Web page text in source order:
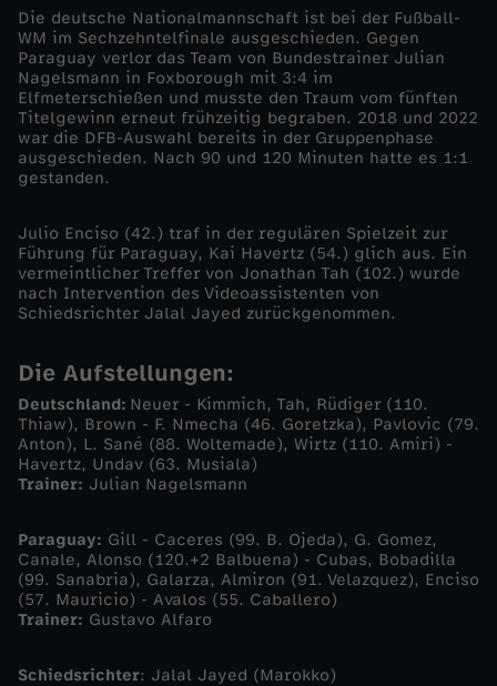
B
-
T
e
a
m
i
t
E
l
f
m
Die deutsche Nationalmannschaft ist bei der Fußball-
WM im Sechzehntelfinale ausgeschieden. Gegen
Paraguay verlor das Team von Bundestrainer Julian
Nagelsmann in Foxborough mit 3:4 im
Elfmeterschießen und musste den Traum vom fünften
Titelgewinn erneut frühzeitig begraben. 2018 und 2022
war die DFB-Auswahl bereits in der Gruppenphase
ausgeschieden. Nach 90 und 120 Minuten hatte es 1:1
gestanden.
Julio Enciso (42.) traf in der regulären Spielzeit zur
Führung für Paraguay, Kai Havertz (54.) glich aus. Ein
vermeintlicher Treffer von Jonathan Tah (102.) wurde
nach Intervention des Videoassistenten von
Schiedsrichter Jalal Jayed zurückgenommen.
Die Aufstellungen:
Deutschland: Neuer - Kimmich, Tah, Rüdiger (110.
Thiaw), Brown - F. Nmecha (46. Goretzka), Pavlovic (79.
Anton), L. Sané (88. Woltemade), Wirtz (110. Amiri) -
Havertz, Undav (63. Musiala)
Trainer: Julian Nagelsmann
Paraguay: Gill - Caceres (99. B. Ojeda), G. Gomez,
Canale, Alonso (120.+2 Balbuena) - Cubas, Bobadilla
(99. Sanabria), Galarza, Almiron (91. Velazquez), Enciso
(57. Mauricio) - Avalos (55. Caballero)
Trainer: Gustavo Alfaro
Schiedsrichter: Jalal Jayed (Marokko)